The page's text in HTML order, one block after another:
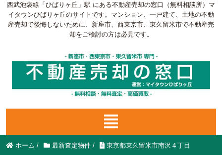
西武池袋線「ひばりヶ丘」駅 にある不動産売却の窓口（無料相談所）マ
イタウンひばりヶ丘のサイトです。マンション、一戸建て、土地の不動
産売却で後悔しないために、新座市、西東京市、東久留米市で不動産売
却をご検討の方は必見です。
ホーム / 最新査定物件 / 東京都東久留米市南沢４丁目